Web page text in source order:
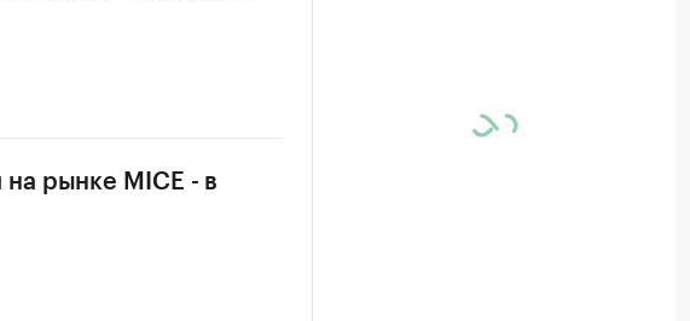
рынке MICE - в